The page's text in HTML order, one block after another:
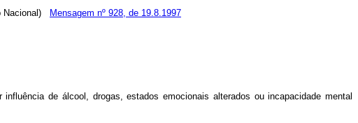
Nacional)
Mensagem nº 928, de 19.8.1997
de álcool, drogas, estados emocionais alterados ou incapacidade mental